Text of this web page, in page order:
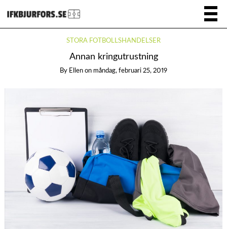
STORA FOTBOLLSHÄNDELSER
Annan kringutrustning
By Ellen on måndag, februari 25, 2019